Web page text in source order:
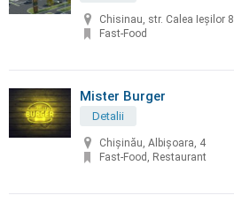
Chisinau, str. Calea Ieșilor 8
Fast-Food
Mister Burger
Detalii
Chișinău, Albișoara, 4
Fast-Food, Restaurant